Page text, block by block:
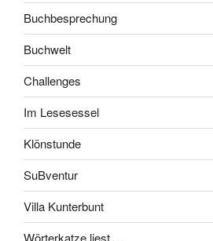
Buchbesprechung
Buchwelt
Challenges
Im Lesesessel
Klönstunde
SuBventur
Villa Kunterbunt
Wörterkatze liest…